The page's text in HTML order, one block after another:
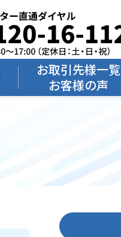
お取引先様一覧
お客様の声